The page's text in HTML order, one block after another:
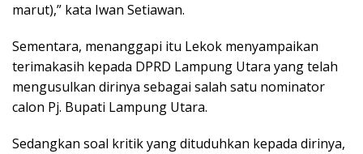
marut),” kata Iwan Setiawan.
Sementara, menanggapi itu Lekok menyampaikan
terimakasih kepada DPRD Lampung Utara yang telah
mengusulkan dirinya sebagai salah satu nominator
calon Pj. Bupati Lampung Utara.
Sedangkan soal kritik yang dituduhkan kepada dirinya,